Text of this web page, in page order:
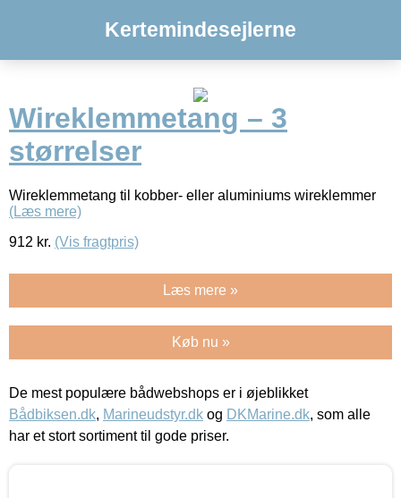
Kertemindesejlerne
Wireklemmetang – 3
størrelser
Wireklemmetang til kobber- eller aluminiums wireklemmer
(Læs mere)
912 kr. (Vis fragtpris)
Læs mere »
Køb nu »
De mest populære bådwebshops er i øjeblikket
Bådbiksen.dk, Marineudstyr.dk og DKMarine.dk, som alle
har et stort sortiment til gode priser.